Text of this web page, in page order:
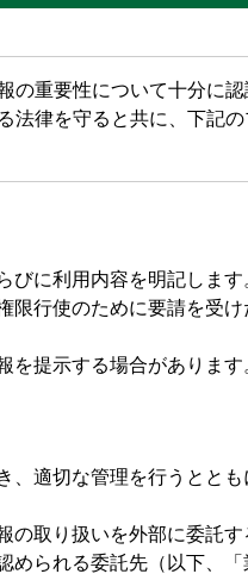
重要性について十分に
律を守ると共に、下記
びに利用内容を明記します
限行使のために要請を受
を提示する場合があります
、適切な管理を行うとと
の取り扱いを外部に委託
められる委託先（以下、